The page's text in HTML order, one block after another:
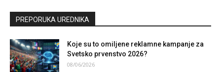
PREPORUKA UREDNIKA
Koje su to omiljene reklamne kampanje za
Svetsko prvenstvo 2026?
08/06/2026